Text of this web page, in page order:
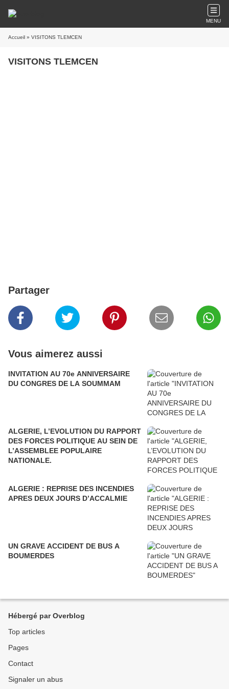
MENU
Accueil » VISITONS TLEMCEN
VISITONS TLEMCEN
Partager
Vous aimerez aussi
INVITATION AU 70e ANNIVERSAIRE
DU CONGRES DE LA SOUMMAM
ALGERIE, L’EVOLUTION DU RAPPORT
DES FORCES POLITIQUE AU SEIN DE
L’ASSEMBLEE POPULAIRE
NATIONALE.
ALGERIE : REPRISE DES INCENDIES
APRES DEUX JOURS D’ACCALMIE
UN GRAVE ACCIDENT DE BUS A
BOUMERDES
Hébergé par Overblog
Top articles
Pages
Contact
Signaler un abus